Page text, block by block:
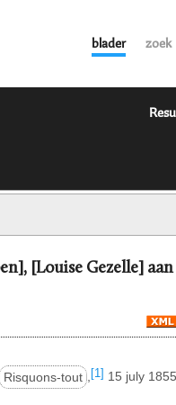
blader zoek
[Louise Gezelle] aan
Risquons-tout , [1] 15 july